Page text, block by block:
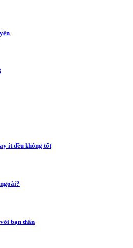
ít đều không tốt
bạn thân